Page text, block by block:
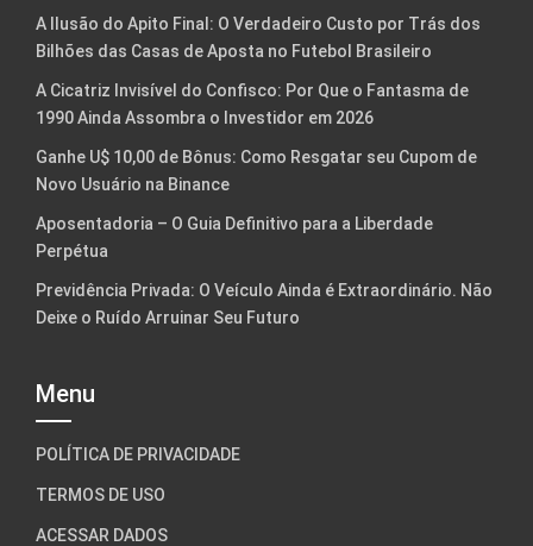
A Ilusão do Apito Final: O Verdadeiro Custo por Trás dos
Bilhões das Casas de Aposta no Futebol Brasileiro
A Cicatriz Invisível do Confisco: Por Que o Fantasma de
1990 Ainda Assombra o Investidor em 2026
Ganhe U$ 10,00 de Bônus: Como Resgatar seu Cupom de
Novo Usuário na Binance
Aposentadoria – O Guia Definitivo para a Liberdade
Perpétua
Previdência Privada: O Veículo Ainda é Extraordinário. Não
Deixe o Ruído Arruinar Seu Futuro
Menu
POLÍTICA DE PRIVACIDADE
TERMOS DE USO
ACESSAR DADOS